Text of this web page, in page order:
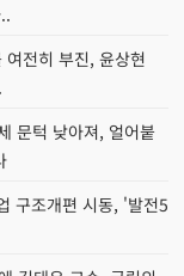
전히 부진, 윤상현
문턱 낮아져, 얼어붙
구조개편 시동, '발전5